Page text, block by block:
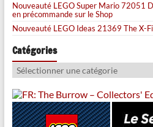
Nouveauté LEGO Super Mario 72051
en précommande sur le Shop
Nouveauté LEGO Ideas 21369 The X-
Catégories
Catégories